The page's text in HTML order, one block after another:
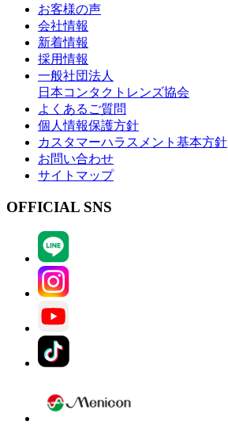
お客様の声
会社情報
新着情報
採用情報
一般社団法人
日本コンタクトレンズ協会
よくあるご質問
個人情報保護方針
カスタマーハラスメント基本方針
お問い合わせ
サイトマップ
OFFICIAL SNS